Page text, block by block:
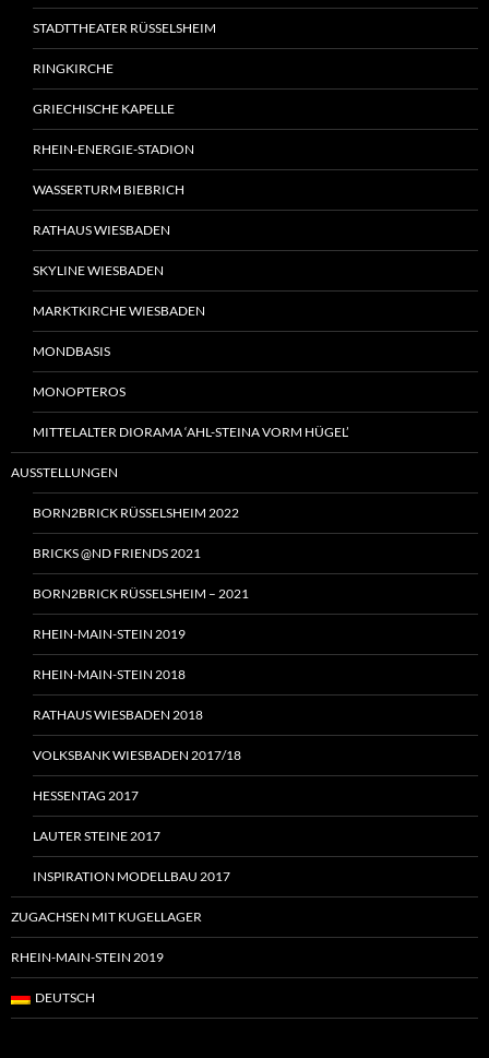
STADTTHEATER RÜSSELSHEIM
RINGKIRCHE
GRIECHISCHE KAPELLE
RHEIN-ENERGIE-STADION
WASSERTURM BIEBRICH
RATHAUS WIESBADEN
SKYLINE WIESBADEN
MARKTKIRCHE WIESBADEN
MONDBASIS
MONOPTEROS
MITTELALTER DIORAMA ‘AHL-STEINA VORM HÜGEL’
AUSSTELLUNGEN
BORN2BRICK RÜSSELSHEIM 2022
BRICKS @ND FRIENDS 2021
BORN2BRICK RÜSSELSHEIM – 2021
RHEIN-MAIN-STEIN 2019
RHEIN-MAIN-STEIN 2018
RATHAUS WIESBADEN 2018
VOLKSBANK WIESBADEN 2017/18
HESSENTAG 2017
LAUTER STEINE 2017
INSPIRATION MODELLBAU 2017
ZUGACHSEN MIT KUGELLAGER
RHEIN-MAIN-STEIN 2019
DEUTSCH